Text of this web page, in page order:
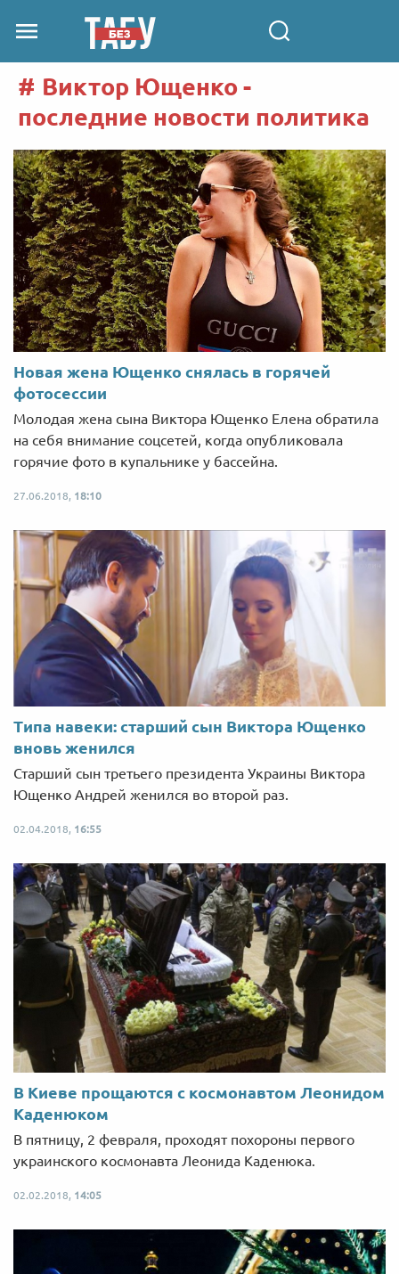
Виктор Ющенко -
последние новости политика
Новая жена Ющенко снялась в горячей
фотосессии
Молодая жена сына Виктора Ющенко Елена обратила
на себя внимание соцсетей, когда опубликовала
горячие фото в купальнике у бассейна.
27.06.2018, 18:10
Типа навеки: старший сын Виктора Ющенко
вновь женился
Старший сын третьего президента Украины Виктора
Ющенко Андрей женился во второй раз.
02.04.2018, 16:55
В Киеве прощаются с космонавтом Леонидом
Каденюком
В пятницу, 2 февраля, проходят похороны первого
украинского космонавта Леонида Каденюка.
02.02.2018, 14:05